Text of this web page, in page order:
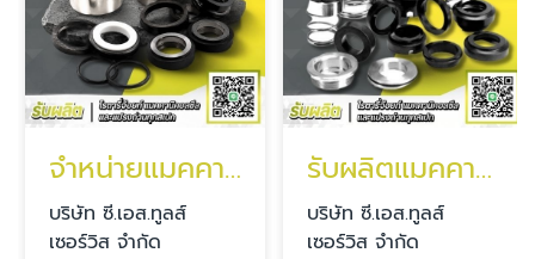
จำหน่ายแมคคานิคอลซีล
บริษัท ซี.เอส.ทูลส์
เซอร์วิส จำกัด
รับผลิตแมคคานิคอลซีล Mechanical Seal
บริษัท ซี.เอส.ทูลส์
เซอร์วิส จำกัด